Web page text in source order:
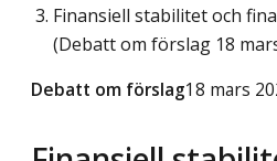
Finansiell stabilitet och
(Debatt om förslag 18
Debatt om förslag18 mars